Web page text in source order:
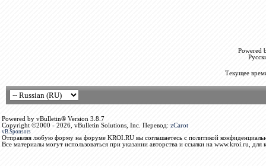
Powered
Текущее
Powered by vBulletin® Version 3.8.7
Copyright ©2000 - 2026, vBulletin Solutions, Inc. Перевод: zCarot
vB.Sponsors
Отправляя любую форму на форуме KROI.RU вы соглашаетесь с политикой
Все материалы могут использоваться при указании авторства и ссылки на www.kroi.ru, для